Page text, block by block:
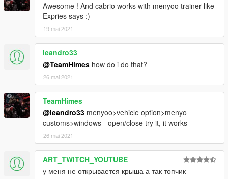
Awesome ! And cabrio works with menyoo trainer like
Expries says :)
19 mai 2021
leandro33
@TeamHimes how do i do that?
26 mai 2021
TeamHimes
@leandro33 menyoo>vehicle option>menyo
customs>windows - open/close try it, it works
26 mai 2021
ART_TWITCH_YOUTUBE
у меня не открывается крыша а так топчик